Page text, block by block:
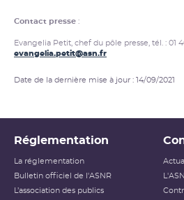
Contact presse :
Evangelia Petit, chef du pôle presse, tél. : 01
evangelia.petit@asn.fr
Date de la dernière mise à jour : 14/09/2021
Réglementation
La réglementation
Bulletin officiel de l'ASNR
L’association des publics